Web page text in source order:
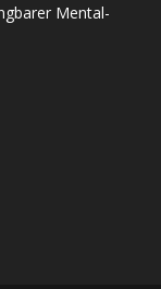
Mental-